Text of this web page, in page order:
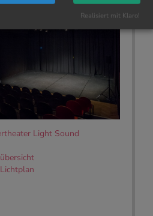
Light Sound
Realisiert mit Klaro!